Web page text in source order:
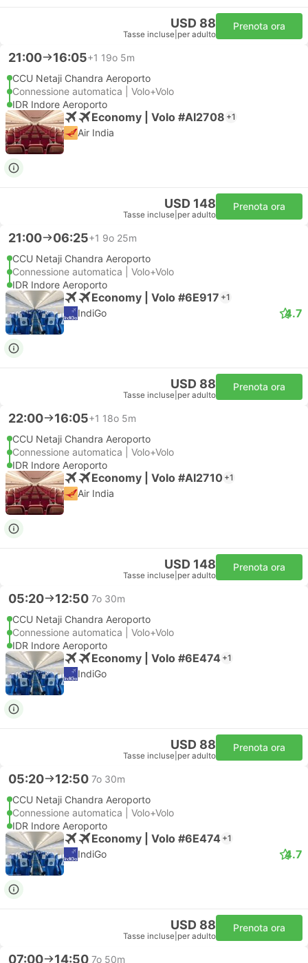
USD 88
Tasse incluse per adulto
Prenota ora
21:00 16:05+1 19o 5m
CCU Netaji Chandra Aeroporto
Connessione automatica | Volo+Volo
IDR Indore Aeroporto
Economy | Volo #AI2708 +1
Air India
USD 148
Tasse incluse per adulto
Prenota ora
21:00 06:25+1 9o 25m
CCU Netaji Chandra Aeroporto
Connessione automatica | Volo+Volo
IDR Indore Aeroporto
Economy | Volo #6E917 +1
IndiGo 4.7
USD 88
Tasse incluse per adulto
Prenota ora
22:00 16:05+1 18o 5m
CCU Netaji Chandra Aeroporto
Connessione automatica | Volo+Volo
IDR Indore Aeroporto
Economy | Volo #AI2710 +1
Air India
USD 148
Tasse incluse per adulto
Prenota ora
05:20 12:50 7o 30m
CCU Netaji Chandra Aeroporto
Connessione automatica | Volo+Volo
IDR Indore Aeroporto
Economy | Volo #6E474 +1
IndiGo
USD 88
Tasse incluse per adulto
Prenota ora
05:20 12:50 7o 30m
CCU Netaji Chandra Aeroporto
Connessione automatica | Volo+Volo
IDR Indore Aeroporto
Economy | Volo #6E474 +1
IndiGo 4.7
USD 88
Tasse incluse per adulto
Prenota ora
07:00 14:50 7o 50m